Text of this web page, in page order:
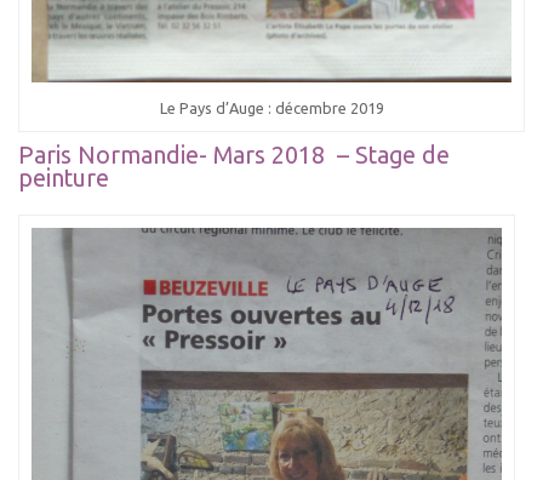
Le Pays d’Auge : décembre 2019
Paris Normandie- Mars 2018 – Stage de
peinture